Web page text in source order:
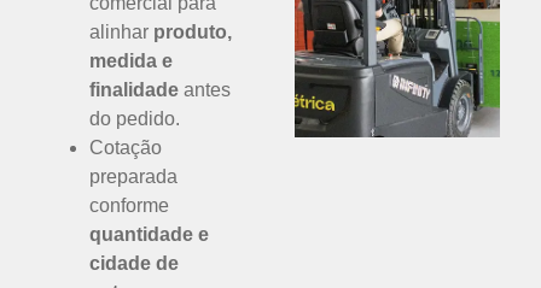
alinhar produto,
medida e
finalidade antes
do pedido.
Cotação
preparada
conforme
quantidade e
cidade de